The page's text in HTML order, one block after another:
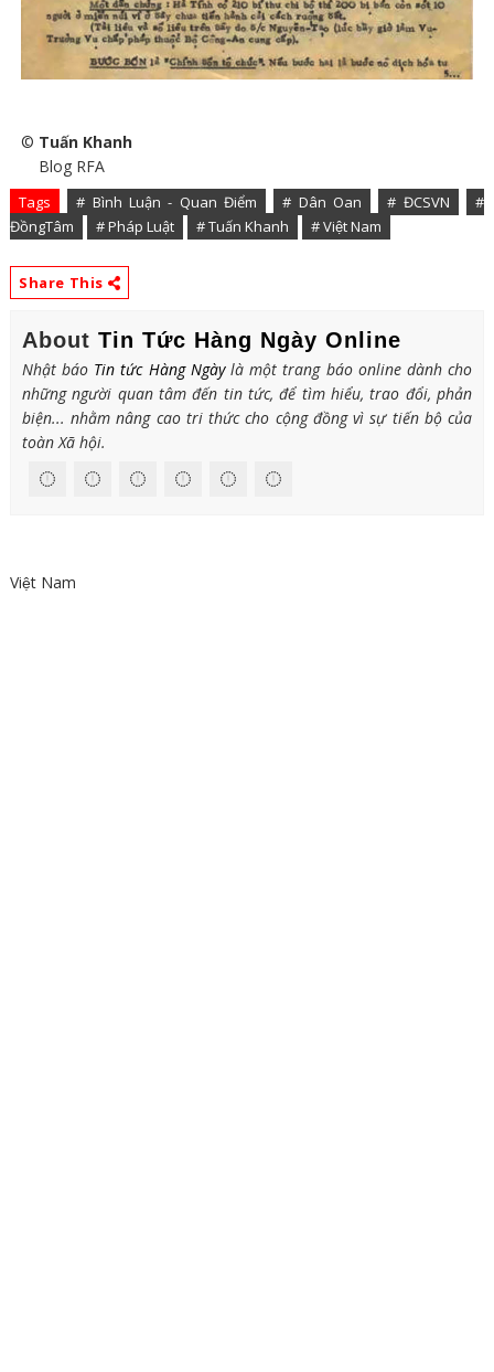
© Tuấn Khanh
Blog RFA
Tags # Bình Luận - Quan Điểm # Dân Oan # ĐCSVN
#
ĐồngTâm
# Pháp Luật # Tuấn Khanh # Việt Nam
Share This
About Tin Tức Hàng Ngày Online
Nhật báo Tin tức Hàng Ngàylà một trang báo online dành cho
những người quan tâm đến tin tức, để tìm hiểu, trao đổi, phản
biện... nhằm nâng cao tri thức cho cộng đồng vì sự tiến bộ của
toàn Xã hội.
Việt Nam